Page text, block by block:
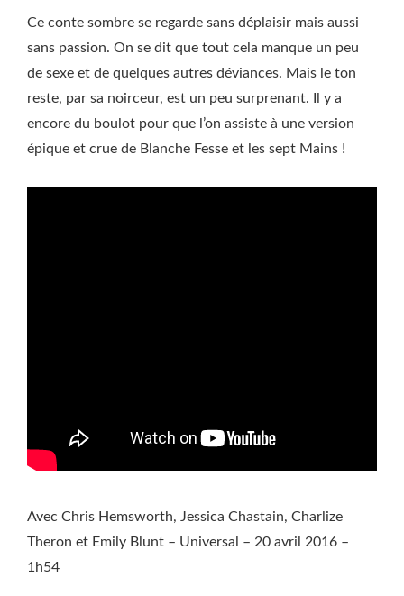
Ce conte sombre se regarde sans déplaisir mais aussi
sans passion. On se dit que tout cela manque un peu
de sexe et de quelques autres déviances. Mais le ton
reste, par sa noirceur, est un peu surprenant. Il y a
encore du boulot pour que l’on assiste à une version
épique et crue de Blanche Fesse et les sept Mains !
Avec Chris Hemsworth, Jessica Chastain, Charlize
Theron et Emily Blunt – Universal – 20 avril 2016 –
1h54